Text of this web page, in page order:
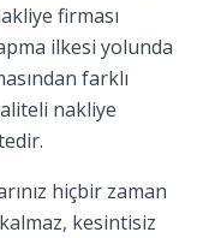
firması
ilkesi yolunda
farklı
nakliye
hiçbir zaman
kesintisiz